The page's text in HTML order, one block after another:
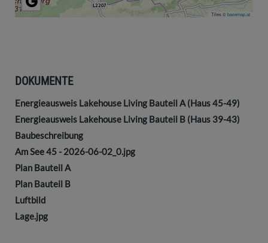
Tiles ©basemap.at
DOKUMENTE
Energieausweis Lakehouse Living Bauteil A (Haus 45-49)
Energieausweis Lakehouse Living Bauteil B (Haus 39-43)
Baubeschreibung
Am See 45 - 2026-06-02_0.jpg
Plan Bauteil A
Plan Bauteil B
Luftbild
Lage.jpg